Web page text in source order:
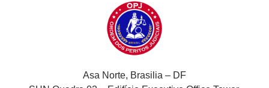
Asa Norte, Brasilia – DF